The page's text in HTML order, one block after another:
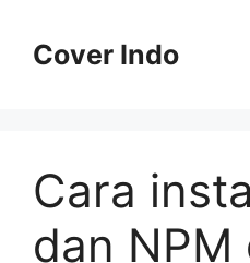
contentCover Indo
Cara
dan NPM